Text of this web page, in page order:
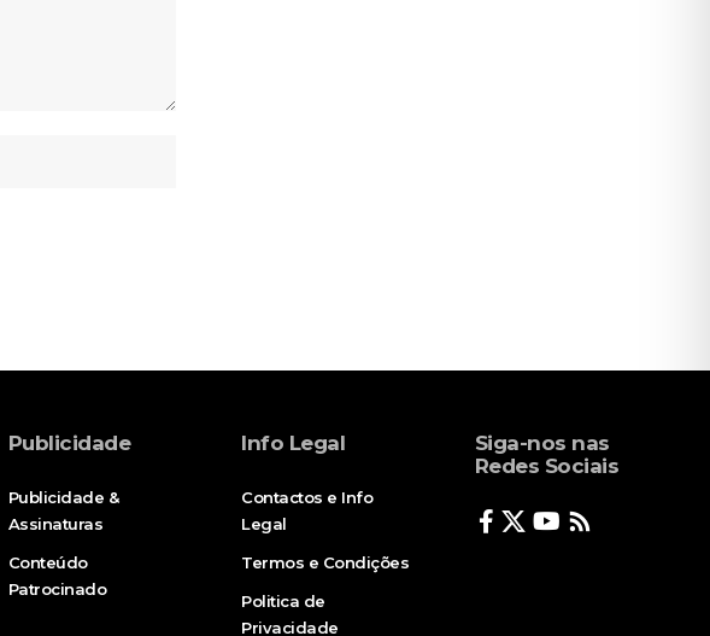
Publicidade
Publicidade &
Assinaturas
Conteúdo
Patrocinado
Info Legal
Contactos e Info
Legal
Termos e Condições
Politica de
Privacidade
Siga-nos nas
Redes Sociais